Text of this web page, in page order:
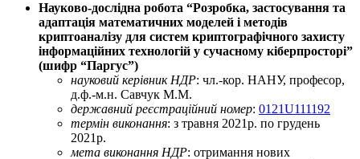
Науково-дослiдна робота “Розробка, застосування та
адаптація математичних моделей і методів
криптоаналізу для систем криптографічного захисту
інформаційних технологій у сучасному кіберпросторі”
(шифр “Паргус”)
науковий керівник НДР: чл.-кор. НАНУ, професор,
д.ф.-м.н. Савчук М.М.
державний реєстраційний номер: 0121U111192
термін виконання: з травня 2021р. по грудень
2021р.
мета виконання НДР: отримання нових